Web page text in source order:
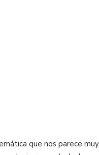
que nos parece